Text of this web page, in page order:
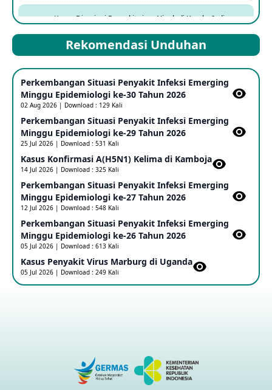
Kasus Dicurigai Penyakit virus Nipah di Kerala, India
Mpox Clade 1b di Taiwan
25 May 2026
Update Informasi PHEIC Penyakit Ebola
23 May 2026
Penetapan Outbreak Penyakit Ebola di RD Kongo dan
Uganda Sebagai PHEIC
17 May 2026
Outbreak Penyakti Ebola di RD Kongo
16 May 2026
Kasus Konfirmasi A(H5NN6) di Cina
Penyakit virus Hanta di Kapal Pesiar Keberangkatan
Rekomendasi Unduhan
Perkembangan Situasi Penyakit Infeksi Emerging
Minggu Epidemiologi ke-30 Tahun 2026
02 Aug 2026 | Download : 129 Kali
Perkembangan Situasi Penyakit Infeksi Emerging
Minggu Epidemiologi ke-29 Tahun 2026
25 Jul 2026 | Download : 531 Kali
Kasus Konfirmasi A(H5N1) Kelima di Kamboja​
14 Jul 2026 | Download : 325 Kali
Perkembangan Situasi Penyakit Infeksi Emerging
Minggu Epidemiologi ke-27 Tahun 2026
12 Jul 2026 | Download : 548 Kali
Perkembangan Situasi Penyakit Infeksi Emerging
Minggu Epidemiologi ke-26 Tahun 2026
05 Jul 2026 | Download : 613 Kali
Kasus Penyakit Virus Marburg di Uganda
05 Jul 2026 | Download : 249 Kali